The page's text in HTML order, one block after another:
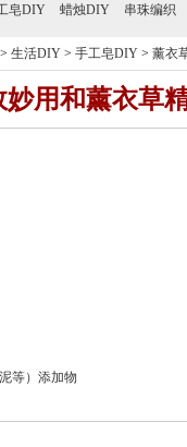
皂DIY 蜡烛DIY 串珠编织
>生活DIY >手工皂DIY >薰衣
用和薰衣草
等）添加物